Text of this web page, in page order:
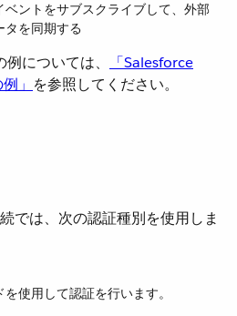
ントをサブスクライブして、外部
タを同期する
については、​
「Salesforce
」 ​を参照してください。
では、次の認証種別を使用しま
使用して認証を行います。